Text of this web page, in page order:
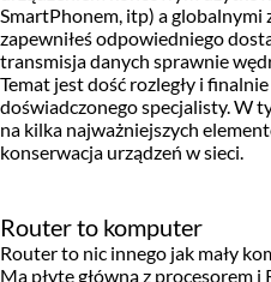
SmartPhonem, itp) a globalnymi
zapewniłeś odpowiedniego
transmisja danych sprawnie
Temat jest dość rozległy i
doświadczonego specjalisty. W
na kilka najważniejszych
konserwacja urządzeń w sieci.
Router to komputer
Router to nic innego jak mały
Ma płytę główną z procesorem